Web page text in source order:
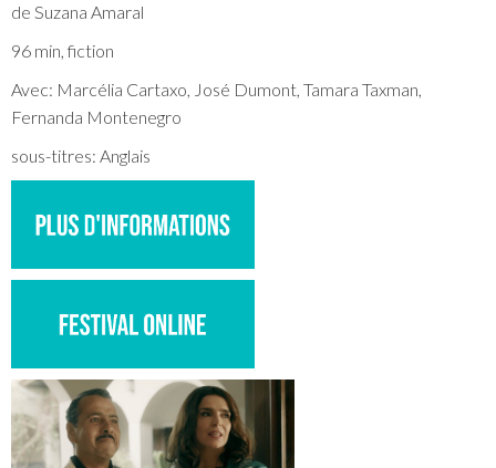
de Suzana Amaral
96 min, fiction
Avec: Marcélia Cartaxo, José Dumont, Tamara Taxman,
Fernanda Montenegro
sous-titres: Anglais